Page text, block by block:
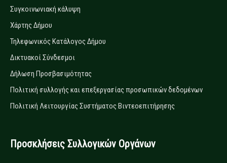
Συγκοινωνιακή κάλυψη
Χάρτης Δήμου
Τηλεφωνικός Κατάλογος Δήμου
Δικτυακοί Σύνδεσμοι
Δήλωση Προσβασιμότητας
Πολιτική συλλογής και επεξεργασίας προσωπικών δεδομένων
Πολιτική Λειτουργίας Συστήματος Βιντεοεπιτήρησης
Προσκλήσεις Συλλογικών Οργάνων